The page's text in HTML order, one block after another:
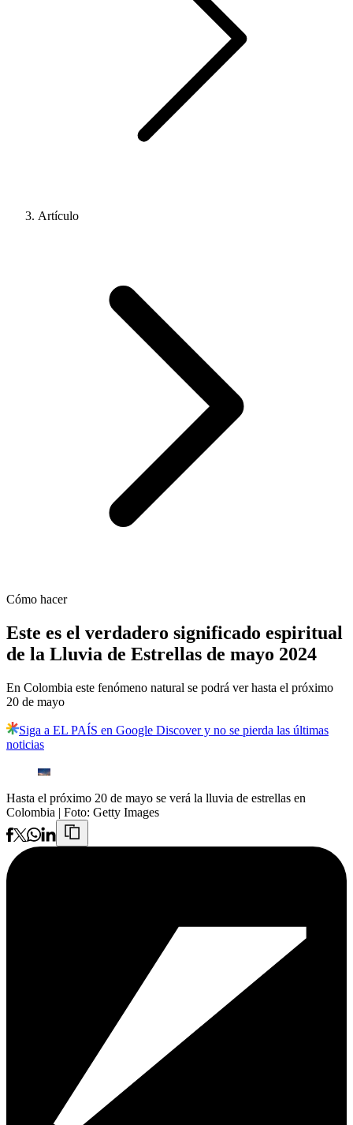
Artículo
Cómo hacer
Este es el verdadero significado espiritual
de la Lluvia de Estrellas de mayo 2024
En Colombia este fenómeno natural se podrá ver hasta el próximo
20 de mayo
Siga a EL PAÍS en Google Discover y no se pierda las últimas
noticias
Hasta el próximo 20 de mayo se verá la lluvia de estrellas en
Colombia | Foto: Getty Images